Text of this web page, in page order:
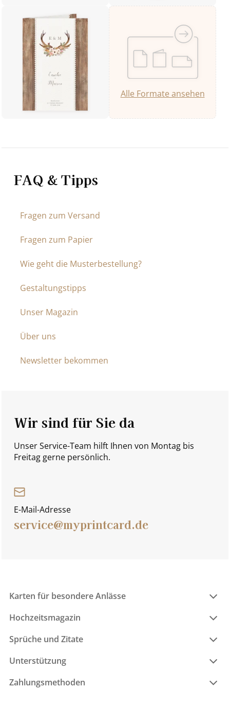
Alle Formate ansehen
FAQ & Tipps
Fragen zum Versand
Fragen zum Papier
Wie geht die Musterbestellung?
Gestaltungstipps
Unser Magazin
Über uns
Newsletter bekommen
Wir sind für Sie da
Unser Service-Team hilft Ihnen von Montag bis
Freitag gerne persönlich.
E-Mail-Adresse
service@myprintcard.de
Karten für besondere Anlässe
Hochzeitsmagazin
Sprüche und Zitate
Unterstützung
Zahlungsmethoden